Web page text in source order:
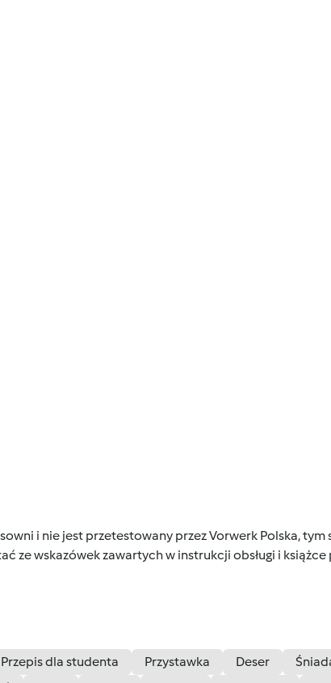
i nie jest przetestowany przez Vorwerk Polska,
ze wskazówek zawartych w instrukcji obsługi i
Przepis dla studenta Przystawka Deser